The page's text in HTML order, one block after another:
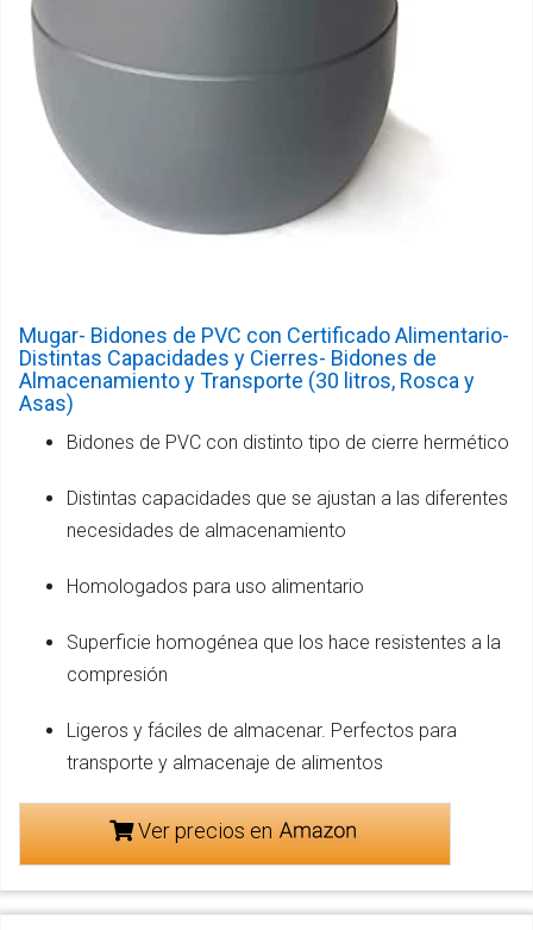
Mugar- Bidones de PVC con Certificado Alimentario-
Distintas Capacidades y Cierres- Bidones de
Almacenamiento y Transporte (30 litros, Rosca y
Asas)
Bidones de PVC con distinto tipo de cierre hermético
Distintas capacidades que se ajustan a las diferentes
necesidades de almacenamiento
Homologados para uso alimentario
Superficie homogénea que los hace resistentes a la
compresión
Ligeros y fáciles de almacenar. Perfectos para
transporte y almacenaje de alimentos
Ver precios en